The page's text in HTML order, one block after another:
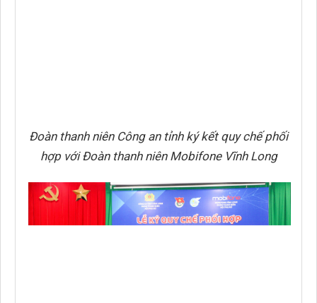
Đoàn thanh niên Công an tỉnh ký kết quy chế phối
hợp với Đoàn thanh niên Mobifone Vĩnh Long